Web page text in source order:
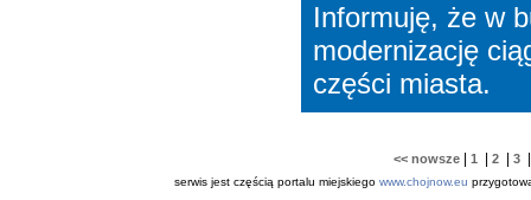
Informuję, że w
modernizację
części miasta.
<< nowsze| 1| 2| 3
serwis jest częścią portalu miejskiego www.chojnow.eu